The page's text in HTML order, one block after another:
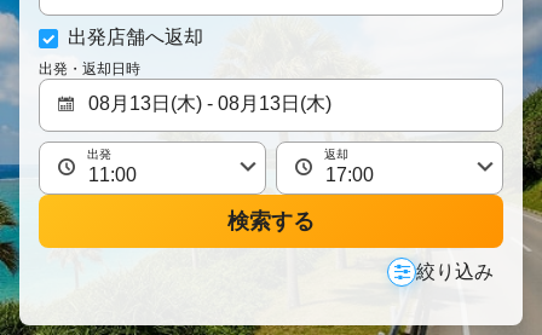
出発店舗へ返却
出発・返却日時
出発 返却
検索する
絞り込み